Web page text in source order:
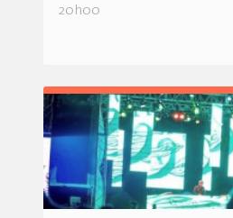
20h00